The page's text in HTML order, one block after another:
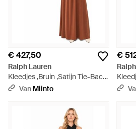
€ 427,50
Ralph Lauren
Kleedjes ,Bruin ,Satijn Tie-Back
Charmeuse Halter Cocktailjurk
Van Miinto
€